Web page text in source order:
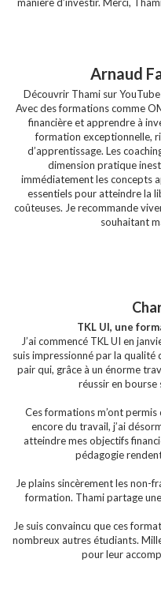
Arnaud
Découvrir Thami sur
Avec des formations comme
financière et apprendre à
formation exceptionnelle,
d’apprentissage. Les
dimension pratique
immédiatement les concepts
essentiels pour atteindre la
coûteuses. Je recommande
souhaitant
TKL UI, une
J’ai commencé TKL UI en
suis impressionné par la qualité
pair qui, grâce à un énorme
réussir en
Ces formations m’ont permis
encore du travail, j’ai
atteindre mes objectifs
pédagogie
Je plains sincèrement les non-
formation. Thami partage
Je suis convaincu que ces
nombreux autres étudiants.
pour leur